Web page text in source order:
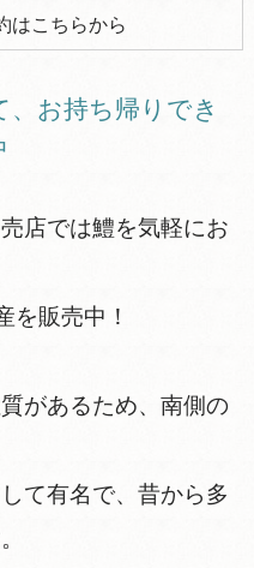
はこちらから
、お持ち帰りでき
店では鱧を気軽にお
を販売中！
があるため、南側の
て有名で、昔から多